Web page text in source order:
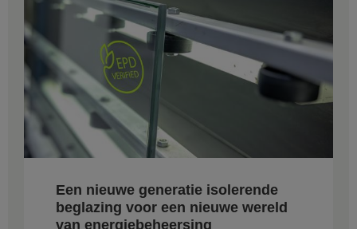
Een nieuwe generatie isolerende
beglazing voor een nieuwe wereld
van energiebeheersing